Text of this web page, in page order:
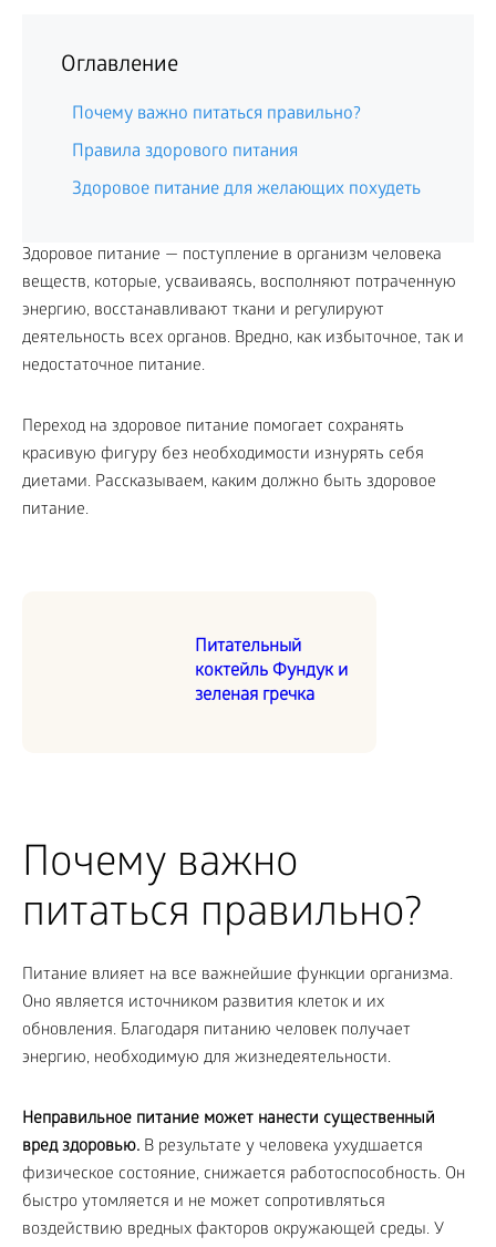
Оглавление
Почему важно питаться правильно?
Правила здорового питания
Здоровое питание для желающих похудеть
Здоровое питание — поступление в организм человека
веществ, которые, усваиваясь, восполняют потраченную
энергию, восстанавливают ткани и регулируют
деятельность всех органов. Вредно, как избыточное, так и
недостаточное питание.
Переход на здоровое питание помогает сохранять
красивую фигуру без необходимости изнурять себя
диетами. Рассказываем, каким должно быть здоровое
питание.
Питательный
коктейль Фундук и
зеленая гречка
Почему важно
питаться правильно?
Питание влияет на все важнейшие функции организма.
Оно является источником развития клеток и их
обновления. Благодаря питанию человек получает
энергию, необходимую для жизнедеятельности.
Неправильное питание может нанести существенный
вред здоровью. В результате у человека ухудшается
физическое состояние, снижается работоспособность. Он
быстро утомляется и не может сопротивляться
воздействию вредных факторов окружающей среды. У